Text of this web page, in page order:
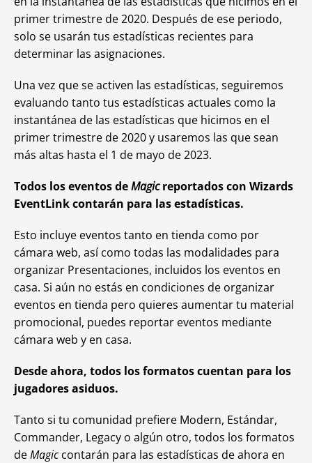
primer trimestre de 2020. Después de ese periodo,
solo se usarán tus estadísticas recientes para
determinar las asignaciones.
Una vez que se activen las estadísticas, seguiremos
evaluando tanto tus estadísticas actuales como la
instantánea de las estadísticas que hicimos en el
primer trimestre de 2020 y usaremos las que sean
más altas hasta el 1 de mayo de 2023.
Todos los eventos deMagicreportados con Wizards
EventLink contarán para las estadísticas.
Esto incluye eventos tanto en tienda como por
cámara web, así como todas las modalidades para
organizar Presentaciones, incluidos los eventos en
casa. Si aún no estás en condiciones de organizar
eventos en tienda pero quieres aumentar tu material
promocional, puedes reportar eventos mediante
cámara web y en casa.
Desde ahora, todos los formatos cuentan para los
jugadores asiduos.
Tanto si tu comunidad prefiere Modern, Estándar,
Commander, Legacy o algún otro, todos los formatos
deMagiccontarán para las estadísticas de ahora en